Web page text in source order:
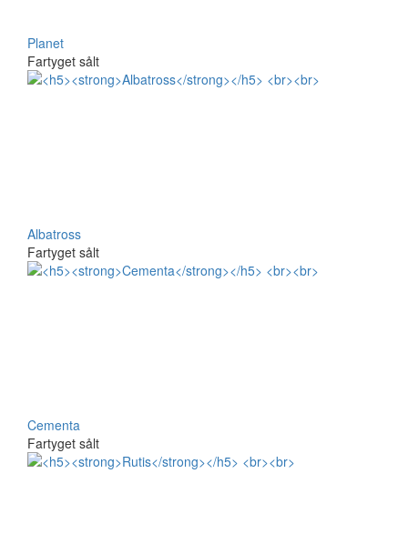
Planet
Fartyget sålt
Albatross
Fartyget sålt
Cementa
Fartyget sålt